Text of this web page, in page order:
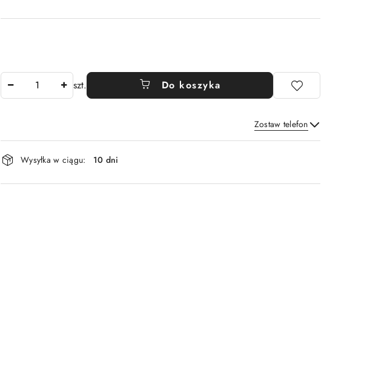
szt. Do koszyka
Zostaw telefon
Wyślij
Dostępność
i
dostawa
Wysyłka w ciągu: 10 dni